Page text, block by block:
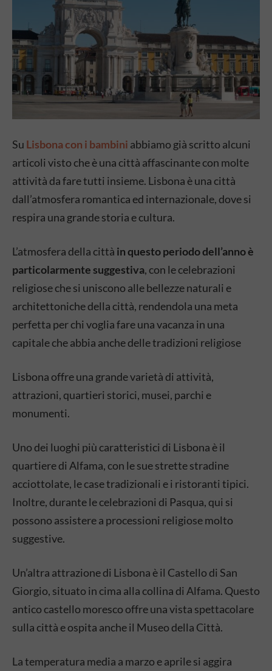
Su Lisbona con i bambini abbiamo già scritto alcuni
articoli visto che è una città affascinante con molte
attività da fare tutti insieme. Lisbona è una città
dall’atmosfera romantica ed internazionale, dove si
respira una grande storia e cultura.
L’atmosfera della città in questo periodo dell’anno è
particolarmente suggestiva, con le celebrazioni
religiose che si uniscono alle bellezze naturali e
architettoniche della città, rendendola una meta
perfetta per chi voglia fare una vacanza in una
capitale che abbia anche delle tradizioni religiose
Lisbona offre una grande varietà di attività,
attrazioni, quartieri storici, musei, parchi e
monumenti.
Uno dei luoghi più caratteristici di Lisbona è il
quartiere di Alfama, con le sue strette stradine
acciottolate, le case tradizionali e i ristoranti tipici.
Inoltre, durante le celebrazioni di Pasqua, qui si
possono assistere a processioni religiose molto
suggestive.
Un’altra attrazione di Lisbona è il Castello di San
Giorgio, situato in cima alla collina di Alfama. Questo
antico castello moresco offre una vista spettacolare
sulla città e ospita anche il Museo della Città.
La temperatura media a marzo e aprile si aggira